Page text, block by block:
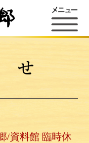
/資料館 臨時休